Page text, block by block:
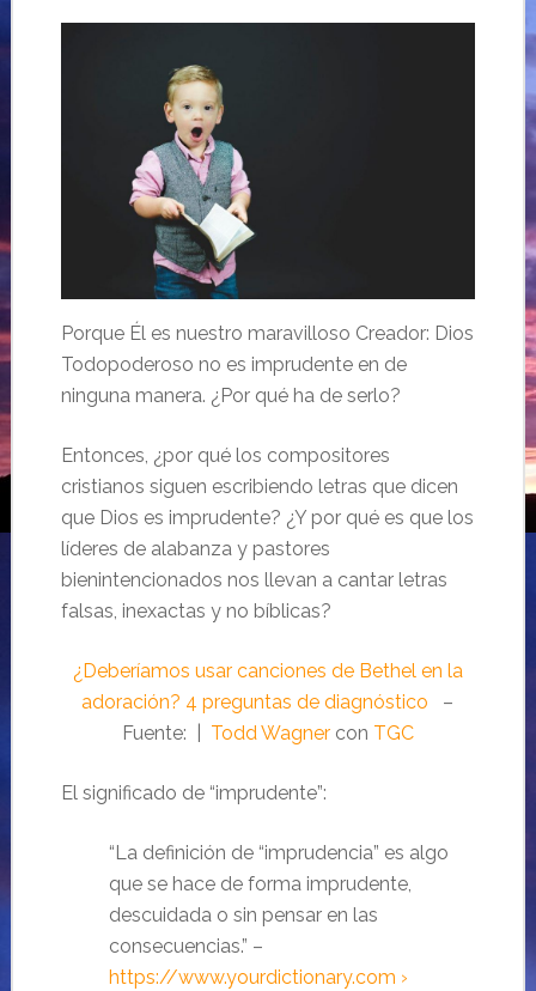
Porque Él es nuestro maravilloso Creador: Dios
Todopoderoso no es imprudente en de
ninguna manera. ¿Por qué ha de serlo?
Entonces, ¿por qué los compositores
cristianos siguen escribiendo letras que dicen
que Dios es imprudente? ¿Y por qué es que los
líderes de alabanza y pastores
bienintencionados nos llevan a cantar letras
falsas, inexactas y no bíblicas?
¿Deberíamos usar canciones de Bethel en la
adoración? 4 preguntas de diagnóstico
–
Fuente:
Todd Wagnercon TGC
El significado de “imprudente”:
“La definición de “imprudencia” es algo
que se hace de forma imprudente,
descuidada o sin pensar en las
consecuencias.” –
https://www.yourdictionary.com ›